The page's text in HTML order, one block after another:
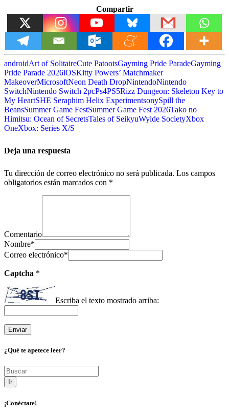
Compartir
androidArt of SolitaireCute PatootsGayming Pride ParadeGayming
Pride Parade 2026iOSKitty Powers’ Matchmaker
MakeoverMicrosoftNeon Death DropNintendoNintendo
SwitchNintendo Switch 2pcPs4PS5Rizz Dungeon: Skeleton Key to
My HeartSHE Seraphim Helix ExperimentsonySpill the
BeansSummer Game FestSummer Game Fest 2026Tako no
Himitsu: Ocean of SecretsTales of SeikyuWylde SocietyXbox
OneXbox: Series X/S
Deja una respuesta
Tu dirección de correo electrónico no será publicada. Los campos
obligatorios están marcados con *
Comentario
Nombre*
Correo electrónico*
Captcha *
Escriba el texto mostrado arriba:
¿Qué te apetece leer?
Ir
¡Conéctate!